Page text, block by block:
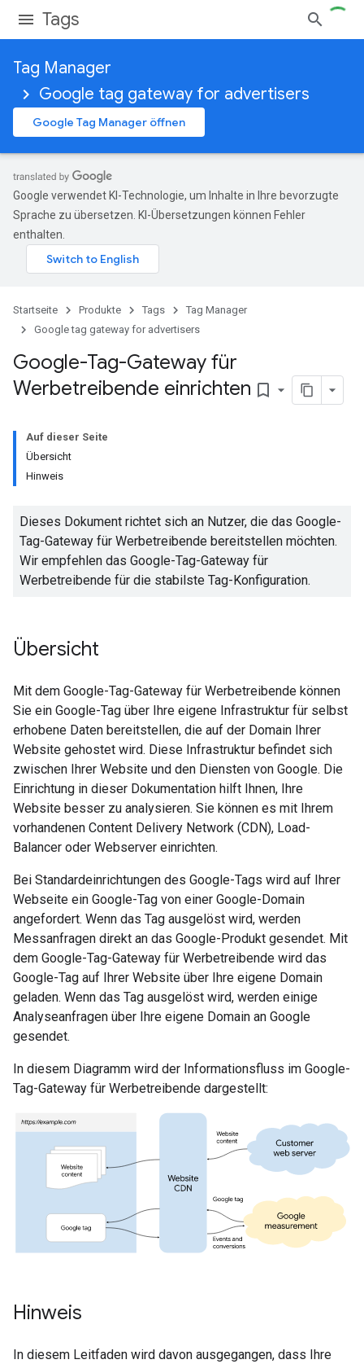
Tags
Tag Manager
Google tag gateway for advertisers
Google Tag Manager öffnen
Google verwendet KI-Technologie, um Inhalte in Ihre bevorzugte
Sprache zu übersetzen. KI-Übersetzungen können Fehler
enthalten.
Startseite Produkte Tags
Tag Manager
Google tag gateway for advertisers
Google-Tag-Gateway für
Werbetreibende einrichten bookmark_border
Auf dieser Seite
Übersicht
Hinweis
Dieses Dokument richtet sich an Nutzer, die das Google-
Tag-Gateway für Werbetreibende bereitstellen möchten.
Wir empfehlen das Google-Tag-Gateway für
Werbetreibende für die stabilste Tag-Konfiguration.
Übersicht
Mit dem Google-Tag-Gateway für Werbetreibende können
Sie ein Google-Tag über Ihre eigene Infrastruktur für selbst
erhobene Daten bereitstellen, die auf der Domain Ihrer
Website gehostet wird. Diese Infrastruktur befindet sich
zwischen Ihrer Website und den Diensten von Google. Die
Einrichtung in dieser Dokumentation hilft Ihnen, Ihre
Website besser zu analysieren. Sie können es mit Ihrem
vorhandenen Content Delivery Network (CDN), Load-
Balancer oder Webserver einrichten.
Bei Standardeinrichtungen des Google-Tags wird auf Ihrer
Webseite ein Google-Tag von einer Google-Domain
angefordert. Wenn das Tag ausgelöst wird, werden
Messanfragen direkt an das Google-Produkt gesendet. Mit
dem Google-Tag-Gateway für Werbetreibende wird das
Google-Tag auf Ihrer Website über Ihre eigene Domain
geladen. Wenn das Tag ausgelöst wird, werden einige
Analyseanfragen über Ihre eigene Domain an Google
gesendet.
In diesem Diagramm wird der Informationsfluss im Google-
Tag-Gateway für Werbetreibende dargestellt:
Hinweis
In diesem Leitfaden wird davon ausgegangen, dass Ihre